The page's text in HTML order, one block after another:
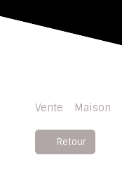
Vente Maison
Retour